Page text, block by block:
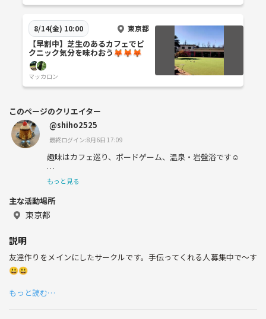
8/14(金) 10:00 東京都
【早割中】芝生のあるカフェでピ
クニック気分を味わおう🦊🦊🦊
マッカロン
このページのクリエイター
@shiho2525
最終ログイン:8月6日 17:09
趣味はカフェ巡り、ボードゲーム、温泉・岩盤浴です☺️
都内で社内SEとして働いています💻
共通の仕事や趣味の友達が出来たら嬉しいです✨
よろしくお願いします🎶
もっと見る
主な活動場所
東京都
説明
友達作りをメインにしたサークルです。手伝ってくれる人募集中で～す
😃😃
もっと読む…